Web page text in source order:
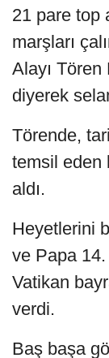
21 pare top
marşları
Alayı Tören
diyerek
Törende,
temsil eden
aldı.
Heyetlerini
ve Papa
Vatikan
verdi.
Baş başa